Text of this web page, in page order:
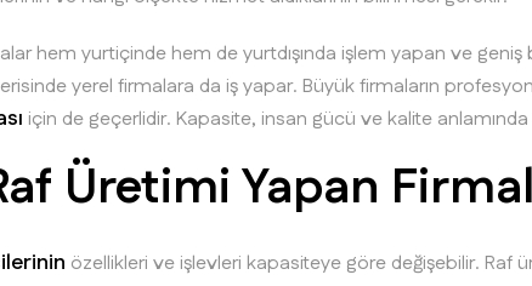
hem yurtiçinde hem de yurtdışında işlem yapan ve
yerel firmalara da iş yapar. Büyük firmaların
için de geçerlidir. Kapasite, insan gücü ve kalite
Üretimi Yapan
özellikleri ve işlevleri kapasiteye göre değişebilir. Raf